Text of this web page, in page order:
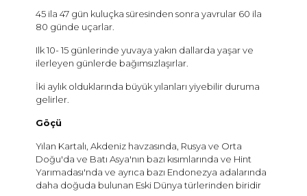
45 ila 47 gün kuluçka süresinden sonra yavrular 60 ila
80 günde uçarlar.
Ilk 10- 15 günlerinde yuvaya yakın dallarda yaşar ve
ilerleyen günlerde bağımsızlaşırlar.
İki aylık olduklarında büyük yılanları yiyebilir duruma
gelirler.
Göçü
Yılan Kartalı, Akdeniz havzasında, Rusya ve Orta
Doğu'da ve Batı Asya'nın bazı kısımlarında ve Hint
Yarımadası'nda ve ayrıca bazı Endonezya adalarında
daha doğuda bulunan Eski Dünya türlerinden biridir